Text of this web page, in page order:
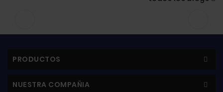
PRODUCTOS
NUESTRA COMPAÑIA